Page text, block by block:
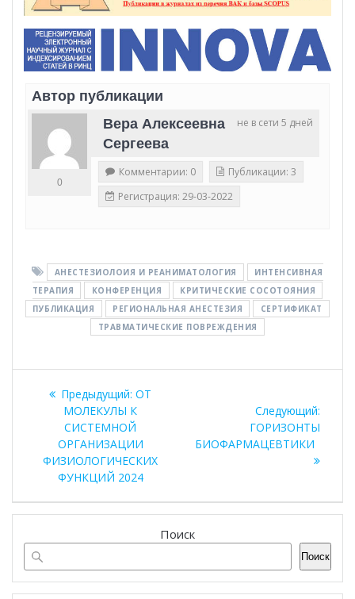
Автор публикации
не в сети 5 дней
Вера Алексеевна
Сергеева
0
Комментарии: 0
Публикации: 3
Регистрация: 29-03-2022
АНЕСТЕЗИОЛОИЯ И РЕАНИМАТОЛОГИЯ
ИНТЕНСИВНАЯ
ТЕРАПИЯ
КОНФЕРЕНЦИЯ
КРИТИЧЕСКИЕ СОСОТОЯНИЯ
ПУБЛИКАЦИЯ
РЕГИОНАЛЬНАЯ АНЕСТЕЗИЯ
СЕРТИФИКАТ
ТРАВМАТИЧЕСКИЕ ПОВРЕЖДЕНИЯ
Навигация
записям
Предыдущий: Предыдущая
запись:
ОТ
МОЛЕКУЛЫ К
СИСТЕМНОЙ
ОРГАНИЗАЦИИ
ФИЗИОЛОГИЧЕСКИХ
ФУНКЦИЙ 2024
Следующий:
ГОРИЗОНТЫ
БИОФАРМАЦЕВТИКИ
Поиск
Поиск